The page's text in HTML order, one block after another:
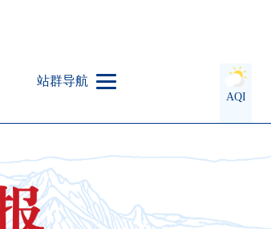
站群导航
AQI